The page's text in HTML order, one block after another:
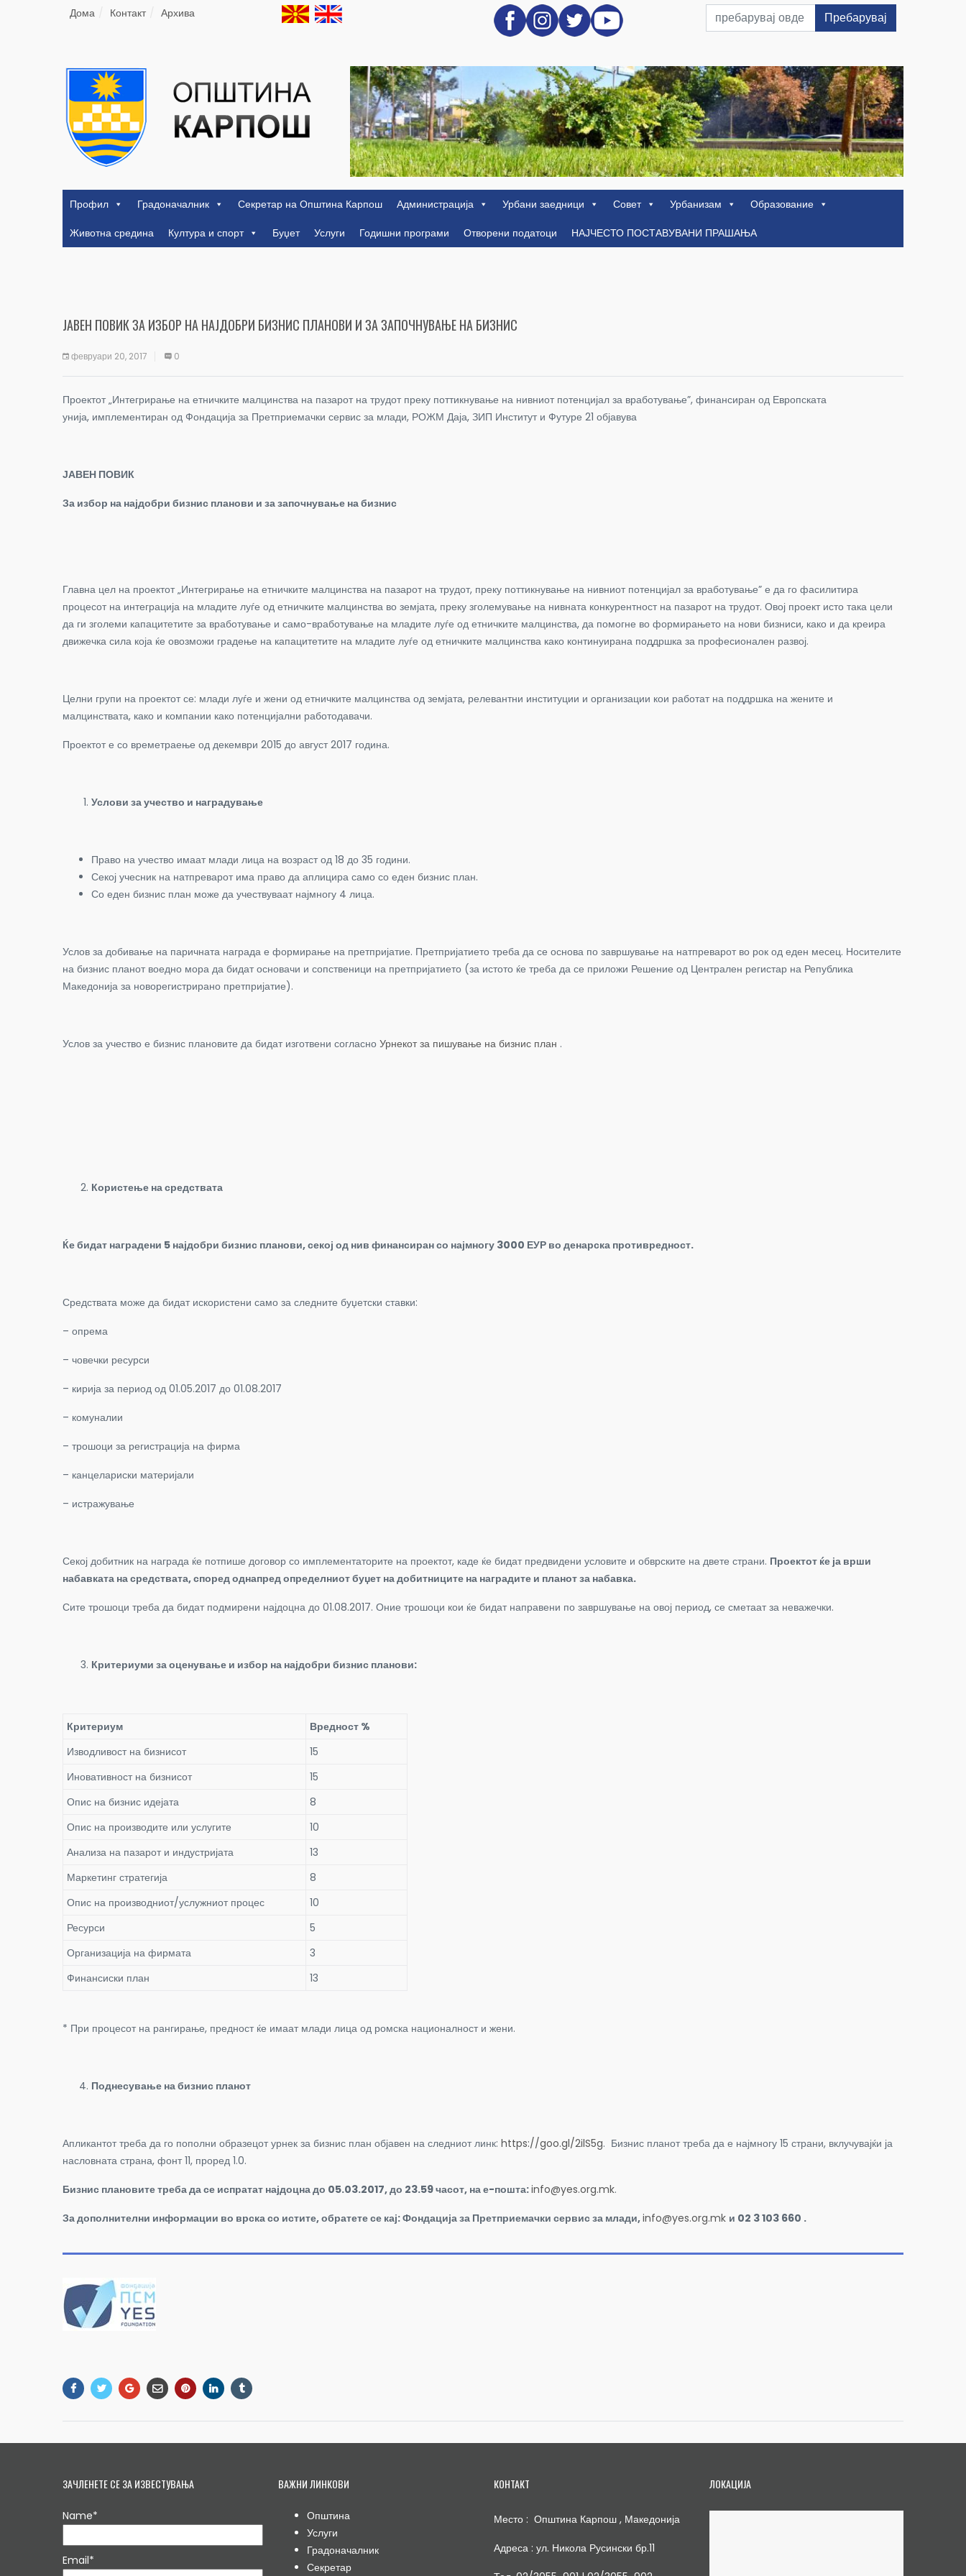
Дома Контакт Архива Пребарувај
Профил Градоначалник Секретар на Општина Карпош Администрација Урбани заедници Совет Урбанизам
Образование
Животна средина
Култура и спорт Буџет Услуги Годишни програми Отворени податоци НАЈЧЕСТО ПОСТАВУВАНИ ПРАШАЊА
ЈАВЕН ПОВИК ЗА ИЗБОР НА НАЈДОБРИ БИЗНИС ПЛАНОВИ И ЗА ЗАПОЧНУВАЊЕ НА БИЗНИС
февруари 20, 2017 0
Проектот „Интегрирање на етничките малцинства на пазарот на трудот преку поттикнување на нивниот потенцијал за вработување”, финансиран од Европската
унија, имплементиран од Фондација за Претприемачки сервис за млади, РОЖМ Даја, ЗИП Институт и Футуре 21 објавува
ЈАВЕН ПОВИК
За избор на најдобри бизнис планови и за започнување на бизнис
Главна цел на проектот „Интегрирање на етничките малцинства на пазарот на трудот, преку поттикнување на нивниот потенцијал за вработување” е да го фасилитира
процесот на интеграција на младите луѓе од етничките малцинства во земјата, преку зголемување на нивната конкурентност на пазарот на трудот. Овој проект исто така цели
да ги зголеми капацитетите за вработување и само-вработување на младите луѓе од етничките малцинства, да помогне во формирањето на нови бизниси, како и да креира
движечка сила која ќе овозможи градење на капацитетите на младите луѓе од етничките малцинства како континуирана поддршка за професионален развој.
Целни групи на проектот се: млади луѓе и жени од етничките малцинства од земјата, релевантни институции и организации кои работат на поддршка на жените и
малцинствата, како и компании како потенцијални работодавачи.
Проектот е со времетраење од декември 2015 до август 2017 година.
Услови за учество и наградување
Право на учество имаат млади лица на возраст од 18 до 35 години.
Секој учесник на натпреварот има право да аплицира само со еден бизнис план.
Со еден бизнис план може да учествуваат најмногу 4 лица.
Услов за добивање на паричната награда е формирање на претпријатие. Претпријатието треба да се основа по завршување на натпреварот во рок од еден месец. Носителите
на бизнис планот воедно мора да бидат основачи и сопственици на претпријатието (за истото ќе треба да се приложи Решение од Централен регистар на Република
Македонија за новорегистрирано претпријатие).
Услов за учество е бизнис плановите да бидат изготвени согласно Урнекот за пишување на бизнис план .
Користење на средствата
Ќе бидат наградени 5 најдобри бизнис планови, секој од нив финансиран со најмногу 3000 ЕУР во денарска противредност.
Средствата може да бидат искористени само за следните буџетски ставки:
– опрема
– човечки ресурси
– кирија за период од 01.05.2017 до 01.08.2017
– комуналии
– трошоци за регистрација на фирма
– канцелариски материјали
– истражување
Секој добитник на награда ќе потпише договор со имплементаторите на проектот, каде ќе бидат предвидени условите и обврските на двете страни. Проектот ќе ја врши
набавката на средствата, според однапред определниот буџет на добитниците на наградите и планот за набавка.
Сите трошоци треба да бидат подмирени најдоцна до 01.08.2017. Оние трошоци кои ќе бидат направени по завршување на овој период, се сметаат за неважечки.
Критериуми за оценување и избор на најдобри бизнис планови:
Критериум
Вредност %
Изводливост на бизнисот
15
Иновативност на бизнисот
15
Опис на бизнис идејата
8
Опис на производите или услугите
10
Анализа на пазарот и индустријата
13
Маркетинг стратегија
8
Опис на производниот/услужниот процес
10
Ресурси
5
Организација на фирмата
3
Финансиски план
13
* При процесот на рангирање, предност ќе имаат млади лица од ромска националност и жени.
Поднесување на бизнис планот
Апликантот треба да го пополни образецот урнек за бизнис план објавен на следниот линк: https://goo.gl/2ilS5g. Бизнис планот треба да е најмногу 15 страни, вклучувајќи ја
насловната страна, фонт 11, проред 1.0.
Бизнис плановите треба да се испратат најдоцна до 05.03.2017, до 23.59 часот, на е-пошта:info@yes.org.mk.
За дополнителни информации во врска со истите, обратете се кај: Фондација за Претприемачки сервис за млади,info@yes.org.mk и 02 3 103 660 .
ЗАЧЛЕНЕТЕ СЕ ЗА ИЗВЕСТУВАЊА
Name*
Email*
ВАЖНИ ЛИНКОВИ
Општина
Услуги
Градоначалник
Секретар
КОНТАКТ
Место : Општина Карпош , Македонија
Адреса : ул. Никола Русински бр.11
ЛОКАЦИЈА